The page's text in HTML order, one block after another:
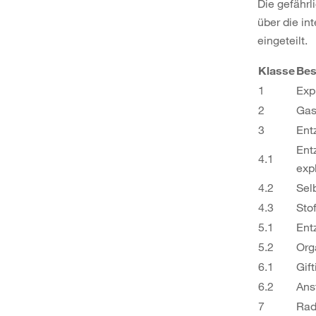
Die
über die
eingeteilt.
Klasse
1
2
3
4.1
4.2
4.3
5.1
5.2
6.1
6.2
7